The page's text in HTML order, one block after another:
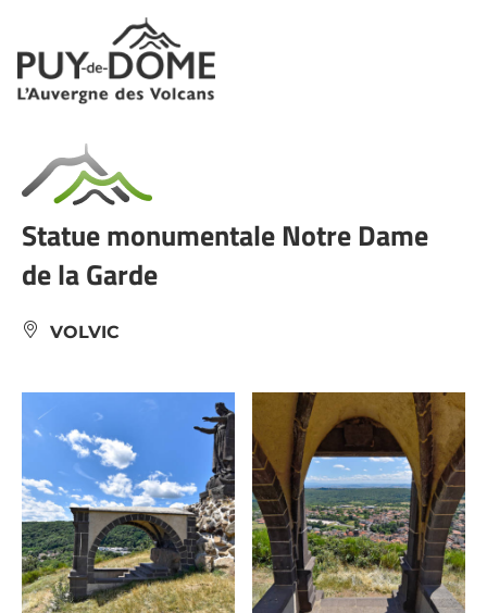
Panneau de gestion des cookies
Statue monumentale Notre Dame
de la Garde
VOLVIC